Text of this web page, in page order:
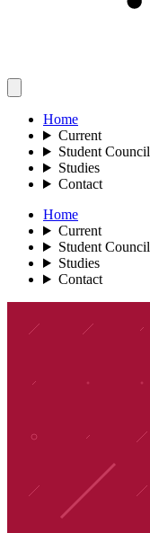
Home
Current
Student Council
Studies
Contact
Home
Current
Student Council
Studies
Contact